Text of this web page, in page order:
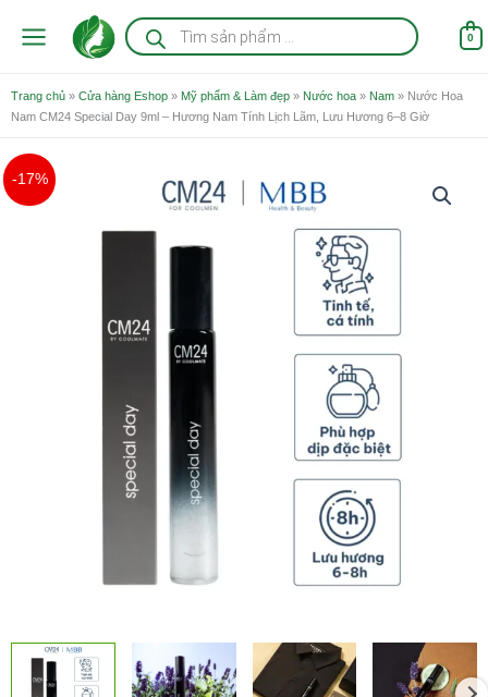
Tìm
kiếm
sản
0
Trang chủ » Cửa hàng Eshop » Mỹ phẩm & Làm đẹp » Nước hoa » Nam » Nước Hoa
Nam CM24 Special Day 9ml – Hương Nam Tính Lịch Lãm, Lưu Hương 6–8 Giờ
-17%
gốc
215.000 ₫.
hiện
tại
179.000 ₫.
Nước
Hoa